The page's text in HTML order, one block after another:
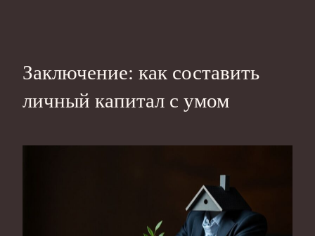
Заключение: как составить
личный капитал с умом